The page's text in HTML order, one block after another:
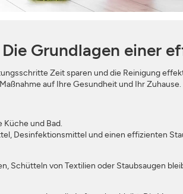
Grundlagen einer
Zeit sparen und die Reinigung
auf Ihre Gesundheit und Ihr Zuhause.
und Bad.
Desinfektionsmittel und einen effizienten
Schütteln von Textilien oder Staubsaugen